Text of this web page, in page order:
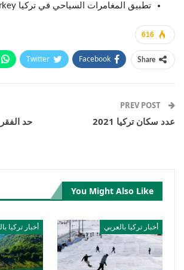
تطبيق المغامرات السياحي في تركيا Outdoor Turkey
616
Share
Facebook
Twitter
عدد سكان تركيا 2021
You Might Also Like
أخبار تركيا بالعربي أخبار تركيا